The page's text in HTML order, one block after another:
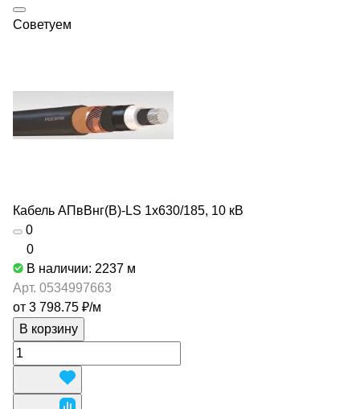
Советуем
Кабель АПвВнг(В)-LS 1х630/185, 10 кВ
0
0
В наличии: 2237 м
Арт. 0534997663
от 3 798.75 ₽/м
В корзину